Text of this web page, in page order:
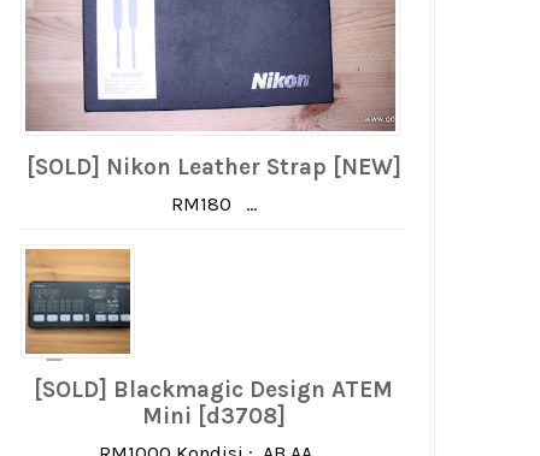
[SOLD] Nikon Leather Strap [NEW]
RM180 ...
[SOLD] Blackmagic Design ATEM
Mini [d3708]